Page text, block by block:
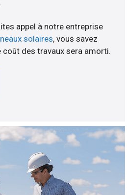
appel à notre entreprise
solaires, vous savez
des travaux sera amorti.